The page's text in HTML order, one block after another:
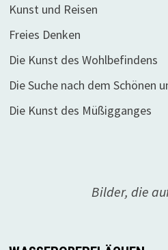
Kunst und Reisen
Freies Denken
Die Kunst des Wohlbefindens
Die Suche nach dem Schönen
Die Kunst des Müßigganges
Bilder, die